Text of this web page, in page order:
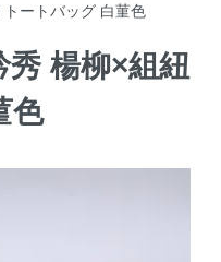
トートバッグ 白菫色
秀 楊柳×組紐
色